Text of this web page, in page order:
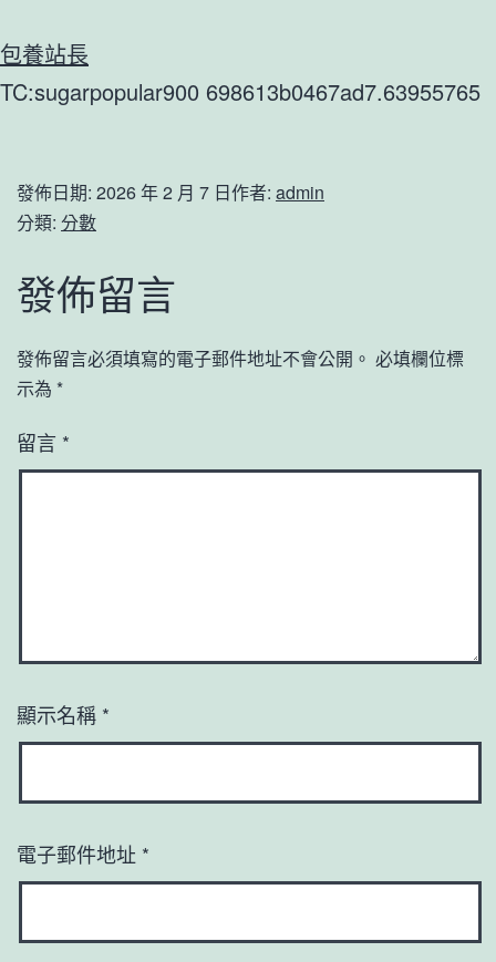
包養站長
TC:sugarpopular900 698613b0467ad7.63955765
發佈日期: 2026 年 2 月 7 日作者: admin
分類: 分數
發佈留言
發佈留言必須填寫的電子郵件地址不會公開。 必填欄位標
示為 *
留言 *
顯示名稱 *
電子郵件地址 *